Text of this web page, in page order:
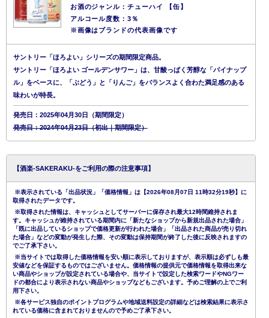
お酒のジャンル：チューハイ 【缶】
アルコール度数：3％
※画像はブランドの代表画像です
サントリー「ほろよい」シリーズの期間限定商品。
サントリー「ほろよい ゴールデンサワー」は、甘酸っぱく芳醇な「パイナップ
ル」をベースに、「ぶどう」と「りんご」をバランスよく合わた満足感のある
味わいが特長。
発売日：2025年04月30日（期間限定）
発売日：2024年04月23日（初出｜期間限定）
【酒楽-SAKERAKU-をご利用の際の注意事項】
※表示されている「出品状況」「価格情報」は【2026年08月07日 11時32分19秒】に
取得されたデータです。
※取得された情報は、キャッシュとしてサーバーに保存され最大12時間維持されま
す。キャッシュが維持されている期間内に「新たなショップから新規出品された場合」
「既に出品しているショップで価格更新が行われた場合」「出品された商品が売り切れ
た場合」などの変動が発生した際、その変動は保持期間が終了した後に反映されますの
でご了承下さい。
※当サイトでは取得した価格情報を安い順に表示しておりますが、表示順は必ずしも最
安値などを保証するものではございません。価格情報の提供元で価格情報を取得出来な
い商品やショップが設定されている場合や、当サイトで設定した検索ワードやNGワー
ドの都合により表示されない商品やショップなどもございます。予めご理解の上でご利
用下さい。
※各サービス独自のポイントプログラムや地域送料設定の詳細などは検索結果に表示さ
れている価格に含まれておりませんので予めご了承下さい。